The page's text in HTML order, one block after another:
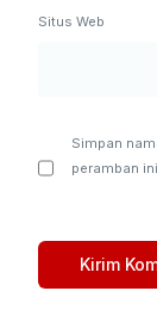
Situs Web
Simpan
peramban